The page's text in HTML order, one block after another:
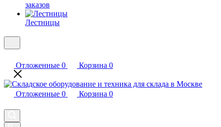
заказов
Лестницы
Отложенные 0 Корзина 0
Отложенные 0 Корзина 0